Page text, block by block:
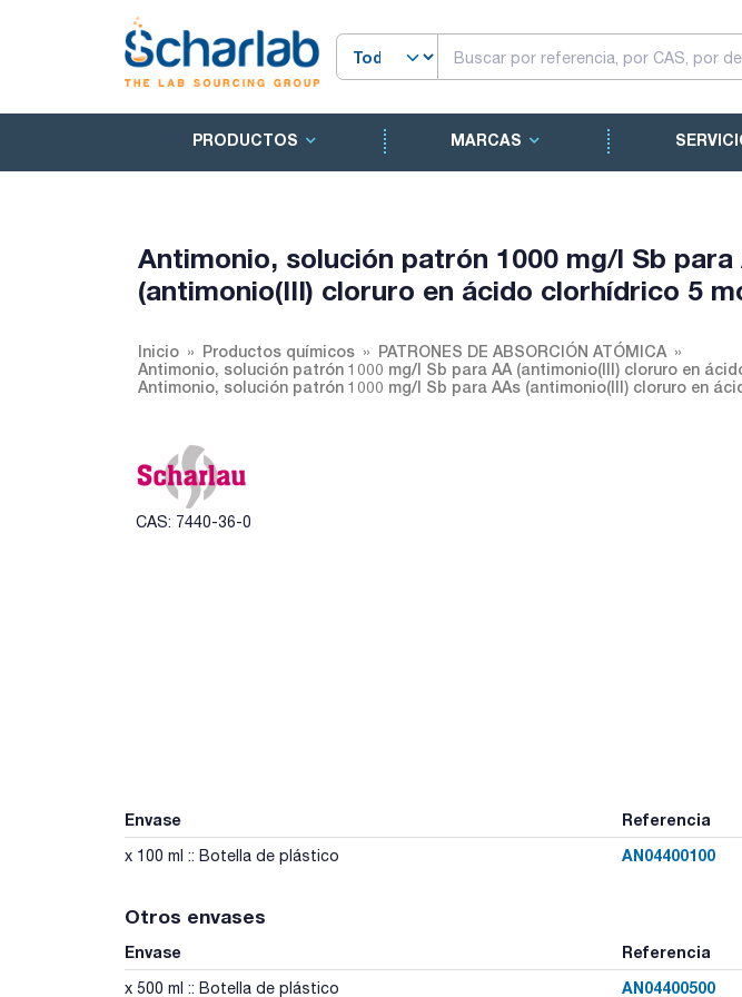
PRODUCTOS MARCAS
Antimonio, solución patrón 1000 mg/l Sb para
(antimonio(III) cloruro en ácido clorhídrico 5
Inicio Productos químicos
PATRONES DE ABSORCIÓN ATÓMICA
Antimonio, solución patrón 1000 mg/l Sb para AA (antimonio(III) cloruro en
Antimonio, solución patrón 1000 mg/l Sb para AAs (antimonio(III) cloruro en
CAS: 7440-36-0
Envase Referencia
x 100 ml :: Botella de plástico AN04400100
Otros envases
Envase Referencia
x 500 ml :: Botella de plástico AN04400500